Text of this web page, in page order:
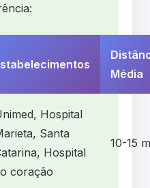
Média
Hospital
Santa
Hospital
coração
10-15